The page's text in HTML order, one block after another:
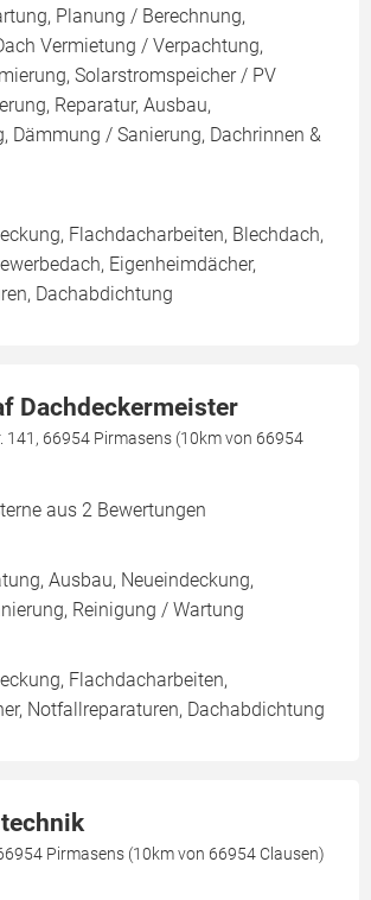
Planung / Berechnung,
Vermietung / Verpachtung,
Solarstromspeicher / PV
Reparatur, Ausbau,
Dämmung / Sanierung, Dachrinnen &
Flachdacharbeiten, Blechdach,
Eigenheimdächer,
Dachabdichtung
Dachdeckermeister
141, 66954 Pirmasens (10km von 66954
aus 2 Bewertungen
Ausbau, Neueindeckung,
Reinigung / Wartung
Flachdacharbeiten,
Notfallreparaturen, Dachabdichtung
Pirmasens (10km von 66954 Clausen)